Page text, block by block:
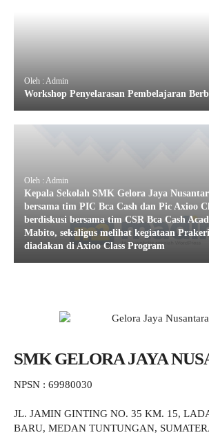
Oleh : Admin
Workshop Penyelarasan Pembelajaran
Oleh : Admin
Kepala Sekolah SMK Gelora Jaya
bersama tim PIC Bca Cash dan Pic Axioo
berdiskusi bersama tim CSR Bca Cash
Mabito, sekaligus melihat kegiataan
diadakan di Axioo Class Program
SMK GELORA JAYA
NPSN : 69980030
JL. JAMIN GINTING NO. 35 KM. 15,
BARU, MEDAN TUNTUNGAN,